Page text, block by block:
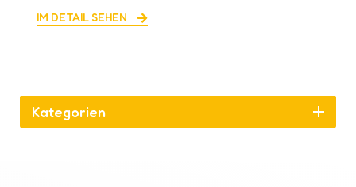
IM DETAIL SEHEN
Kategorien